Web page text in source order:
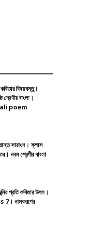
বিষয়বস্তু।
শ্রেণীর বাংলা।
poem
সারাংশ। ক্লাস
নবম শ্রেণীর বাংলা
প্রতি কবিতার উৎস।
7। নামকরণের